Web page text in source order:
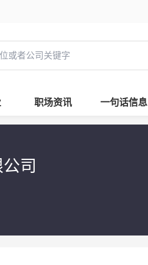
职场资讯 一句话信息
司